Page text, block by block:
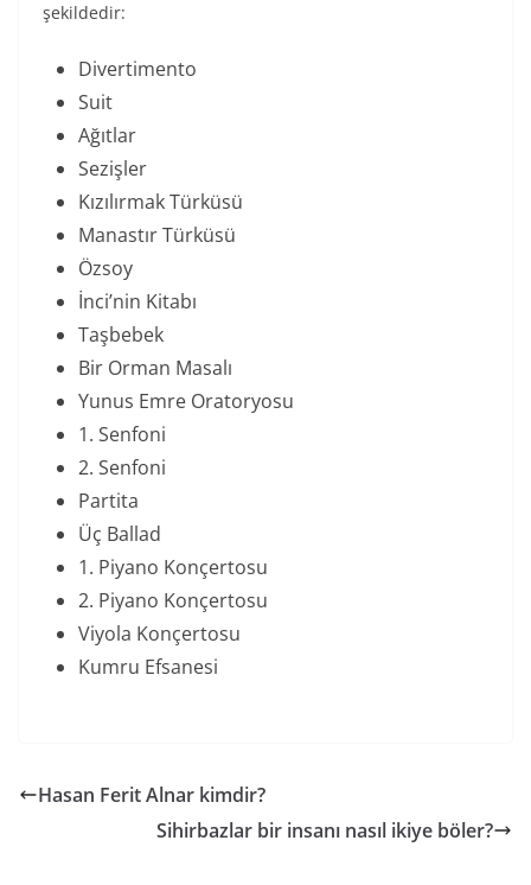
şekildedir:
Divertimento
Suit
Ağıtlar
Sezişler
Kızılırmak Türküsü
Manastır Türküsü
Özsoy
İnci’nin Kitabı
Taşbebek
Bir Orman Masalı
Yunus Emre Oratoryosu
1. Senfoni
2. Senfoni
Partita
Üç Ballad
1. Piyano Konçertosu
2. Piyano Konçertosu
Viyola Konçertosu
Kumru Efsanesi
Hasan Ferit Alnar kimdir?
Sihirbazlar bir insanı nasıl ikiye böler?